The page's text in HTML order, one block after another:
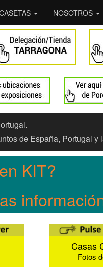
NOSOTROS
de España, Portugal y
KIT?
Casas
Fotos